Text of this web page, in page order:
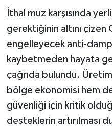
İthal muz karşısında
gerektiğinin altını
engelleyecek anti-
kaybetmeden hayata
çağrıda bulundu.
bölge ekonomisi hem
güvenliği için kritik
desteklerin artırılması